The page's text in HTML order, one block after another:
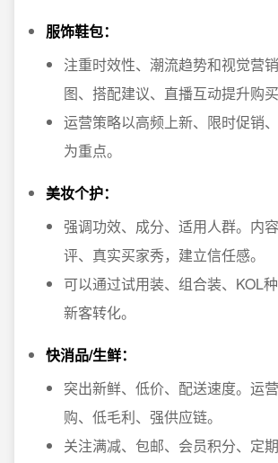
服饰鞋包：
注重时效性、潮流趋势和视觉营
图、搭配建议、直播互动提升购买
运营策略以高频上新、限时促销
为重点。
美妆个护：
强调功效、成分、适用人群。内
评、真实买家秀，建立信任感。
可以通过试用装、组合装、KOL
新客转化。
快消品/生鲜：
突出新鲜、低价、配送速度。运
购、低毛利、强供应链。
关注满减、包邮、会员积分、定